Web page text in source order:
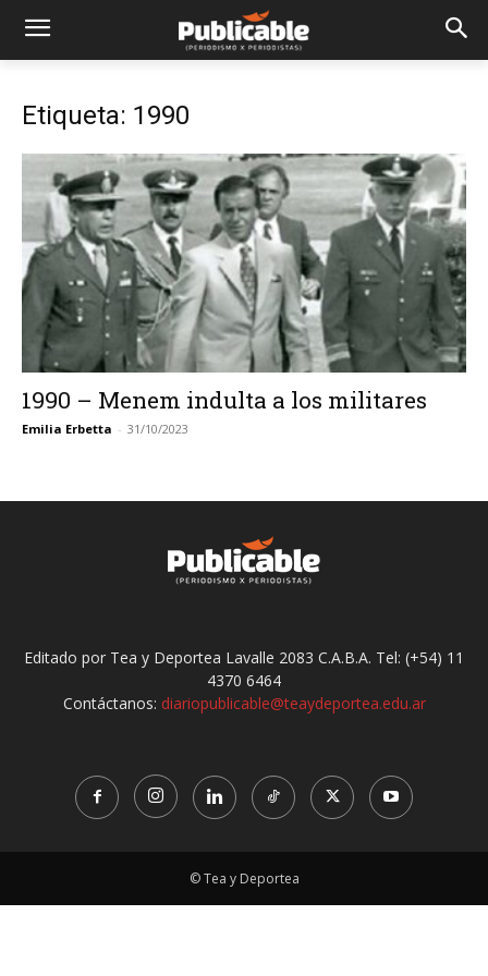
Etiqueta: 1990
1990 – Menem indulta a los militares
Emilia Erbetta - 31/10/2023
Editado por Tea y Deportea Lavalle 2083 C.A.B.A. Tel: (+54) 11
4370 6464
Contáctanos: diariopublicable@teaydeportea.edu.ar
© Tea y Deportea